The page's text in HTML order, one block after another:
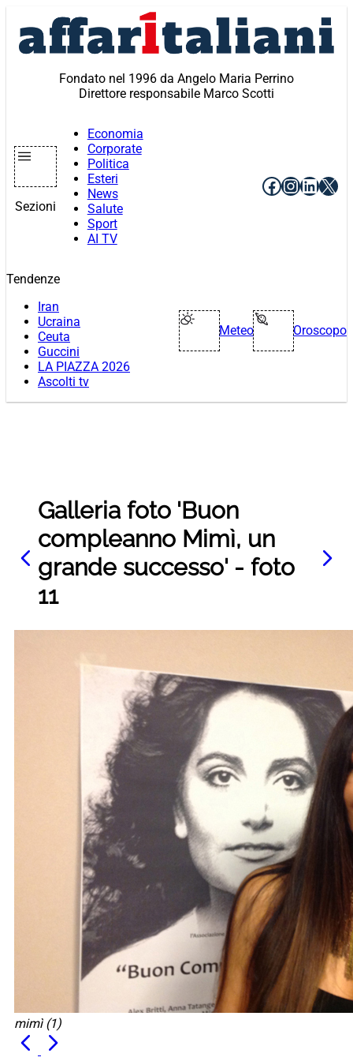
contenuto
Fondato nel 1996 da Angelo Maria Perrino
Direttore responsabile Marco Scotti
Sezioni
Economia
Corporate
Politica
Esteri
News
Salute
Sport
AI TV
Facebook
X
Tendenze
Iran
Ucraina
Ceuta
Guccini
LA PIAZZA 2026
Ascolti tv
Meteo Oroscopo
Galleria foto 'Buon
compleanno Mimì, un
grande successo' - foto
11
mimì (1)